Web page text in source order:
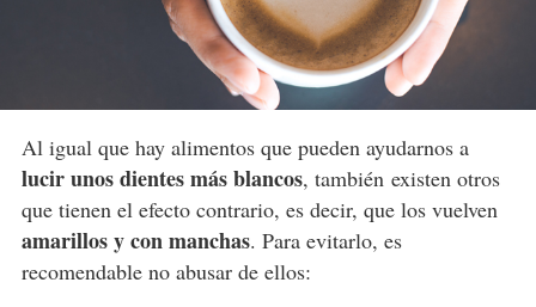
Al igual que hay alimentos que pueden ayudarnos a
lucir unos dientes más blancos, también existen otros
que tienen el efecto contrario, es decir, que los vuelven
amarillos y con manchas. Para evitarlo, es
recomendable no abusar de ellos: